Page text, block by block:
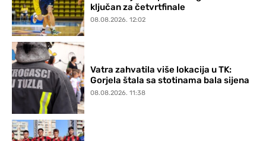
ključan za četvrtfinale
08.08.2026. 12:02
Vatra zahvatila više lokacija u TK:
Gorjela štala sa stotinama bala sijena
08.08.2026. 11:38